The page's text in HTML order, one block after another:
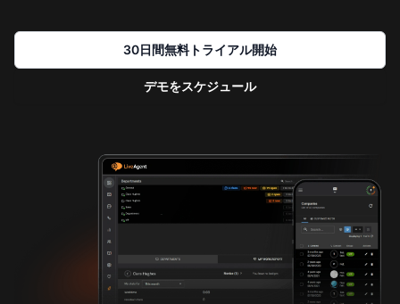
30日間無料トライアル開始
デモをスケジュール